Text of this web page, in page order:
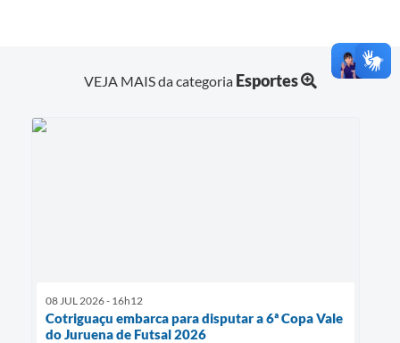
VEJA MAIS da categoria Esportes
08 JUL 2026 - 16h12
Cotriguaçu embarca para disputar a 6ª Copa Vale
do Juruena de Futsal 2026